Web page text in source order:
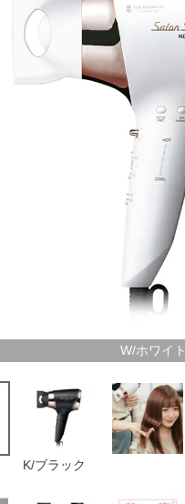
W/ホワイト
K/ブラック